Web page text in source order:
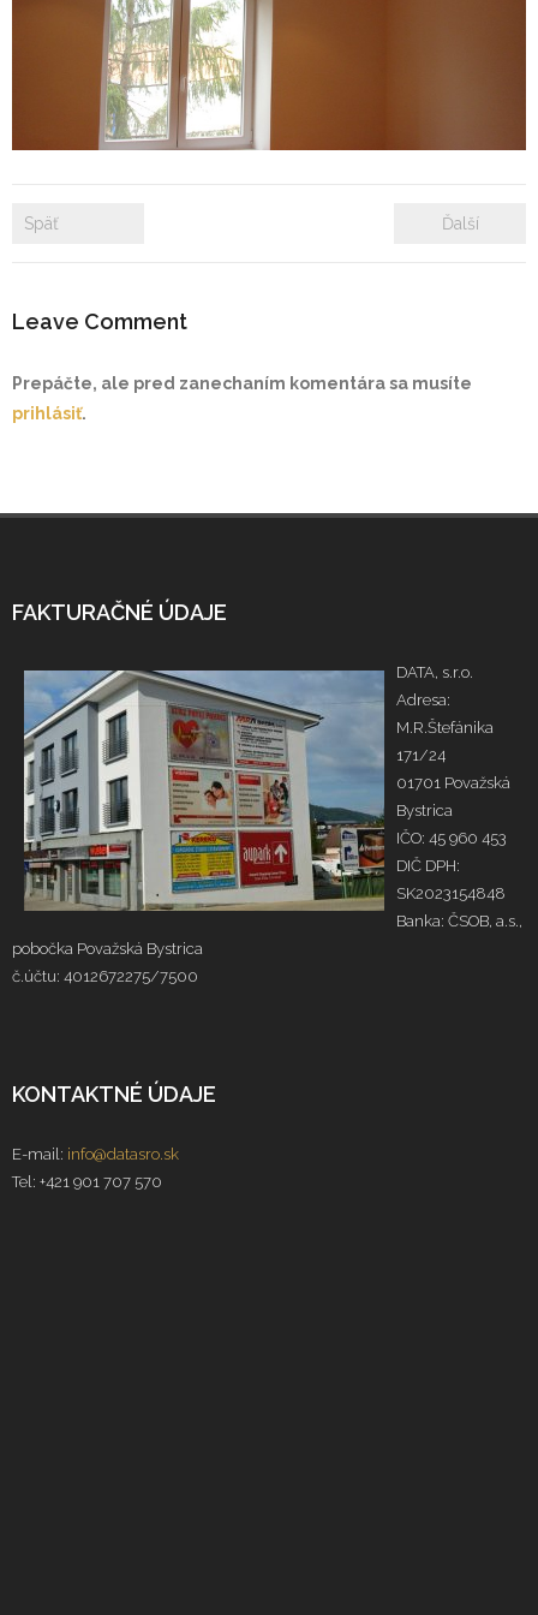
- Zámkové dlažby
- Rekonštrukcie bytových a nebytových priestorov
- Plastové okná a dvere
Prenájom bytových a kancelárskych priestorov
Referencie
Späť Ďalší
Leave Comment
Prepáčte, ale pred zanechaním komentára sa musíte
prihlásiť.
FAKTURAČNÉ ÚDAJE
DATA, s.r.o.
Adresa:
M.R.Štefánika
171/24
01701 Považská
Bystrica
IČO: 45 960 453
DIČ DPH:
SK2023154848
Banka: ČSOB, a.s.,
pobočka Považská Bystrica
č.účtu: 4012672275/7500
KONTAKTNÉ ÚDAJE
E-mail: info@datasro.sk
Tel: +421 901 707 570